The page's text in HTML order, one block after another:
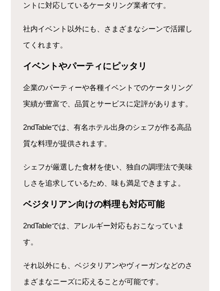
ントに対応しているケータリング業者です。
社内イベント以外にも、さまざまなシーンで活躍し
てくれます。
イベントやパーティにピッタリ
企業のパーティーや各種イベントでのケータリング
実績が豊富で、品質とサービスに定評があります。
2ndTableでは、有名ホテル出身のシェフが作る高品
質な料理が提供されます。
シェフが厳選した食材を使い、独自の調理法で美味
しさを追求しているため、味も満足できますよ。
ベジタリアン向けの料理も対応可能
2ndTableでは、アレルギー対応もおこなっていま
す。
それ以外にも、ベジタリアンやヴィーガンなどのさ
まざまなニーズに応えることが可能です。